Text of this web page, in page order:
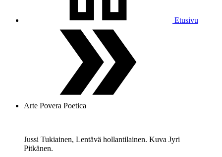
Etusivu
Arte Povera Poetica
Jussi Tukiainen, Lentävä hollantilainen. Kuva Jyri
Pitkänen.